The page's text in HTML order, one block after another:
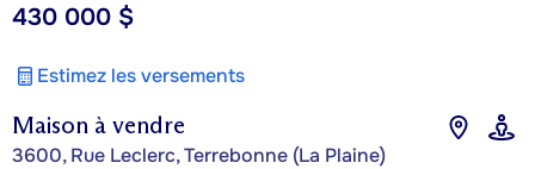
Maison à vendre
3600, Rue Leclerc, Terrebonne (La Plaine)
430 000 $
Estimez les versements